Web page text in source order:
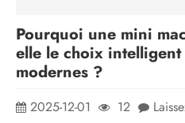
Pourquoi une mini
elle le choix
modernes ?
2025-12-01 12